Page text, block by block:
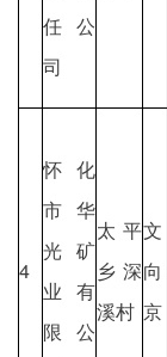
任公
司
4
怀化
市华
光矿
业有
限公
太平
乡深
溪村
文
向
京